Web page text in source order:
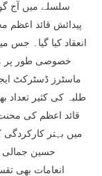
سلسلے میں آج
پیدائش قائد اعظم
انعقاد کیا گیا۔
خصوصی طور پر
ماسٹرز ڈسٹرکٹ
طلبہ کی کثیر تعداد
قائد اعظم کی
میں بہتر کارکردگی
حسین جمالی
انعامات بھی